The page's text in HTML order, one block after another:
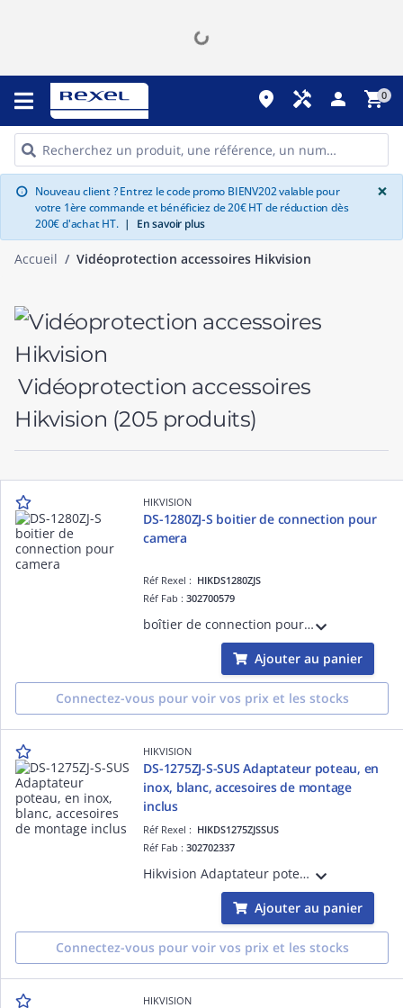
place handyman person shopping_cart0
info Nouveau client ? Entrez le code promo BIENV202 valable pour
votre 1ère commande et bénéficiez de 20€ HT de réduction dès
200€ d'achat HT. | En savoir plus
×
Accueil Vidéoprotection accessoires Hikvision
Vidéoprotection accessoires
Hikvision (205 produits)
HIKVISION
DS-1280ZJ-S boitier de connection pour
camera
Réf Rexel : HIKDS1280ZJS
Réf Fab :302700579
boîtier de connection pour cameracouleure Hik blanc, alu, diam.137 x 53.4x 164.8mm ,527g
Ajouter au panier
Connectez-vous pour voir vos prix et les stocks
HIKVISION
DS-1275ZJ-S-SUS Adaptateur poteau, en
inox, blanc, accesoires de montage
inclus
Réf Rexel : HIKDS1275ZJSSUS
Réf Fab :302702337
Hikvision Adaptateur poteau, en inox, blanc, accesoires de montage incluscouleure Hik blanc ,inox, compatible avec support murale 144 mm × 131.6 mm × 44.3 mm, Diametre de fixation : 67-127mm
Ajouter au panier
Connectez-vous pour voir vos prix et les stocks
HIKVISION